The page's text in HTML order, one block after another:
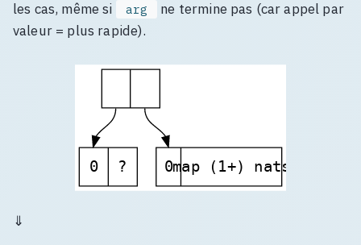
les cas, même si
arg
ne termine pas (car appel par
valeur = plus rapide).
0 ? 0map (1+) nats
⇓